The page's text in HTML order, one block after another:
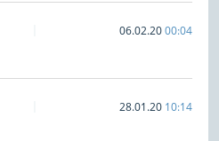
06.02.2000:04
28.01.20 10:14